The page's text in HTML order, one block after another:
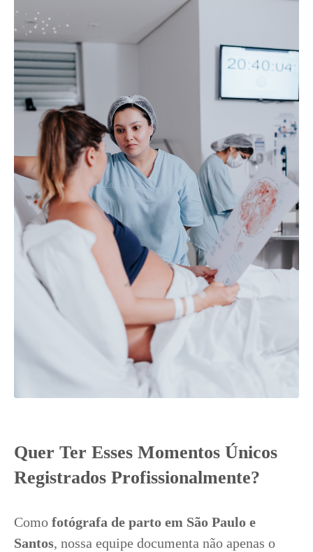
Quer Ter Esses Momentos Únicos
Registrados Profissionalmente?
Como fotógrafa de parto em São Paulo e
Santos, nossa equipe documenta não apenas o